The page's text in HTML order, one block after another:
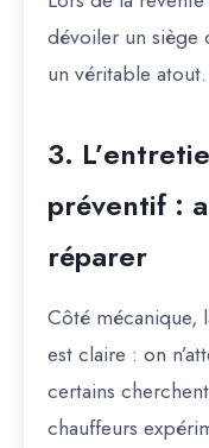
dévoiler un siège
un véritable atout.
3.
préventif :
réparer
Côté mécanique,
est claire : on
certains
chauffeurs